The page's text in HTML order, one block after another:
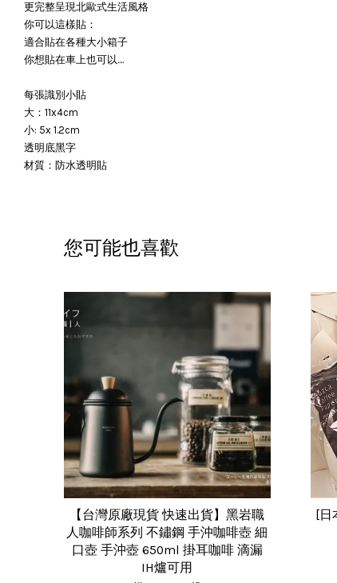
更完整呈現北歐式生活風格
你可以這樣貼：
適合貼在各種大小箱子
你想貼在車上也可以....
每張識別小貼
大：11x4cm
小: 5x 1.2cm
透明底黑字
材質：防水透明貼
您可能也喜歡
【台灣原廠現貨 快速出貨】黑岩職
人咖啡師系列 不鏽鋼 手沖咖啡壺 細
口壺 手沖壺 650ml 掛耳咖啡 滴漏
IH爐可用
[日